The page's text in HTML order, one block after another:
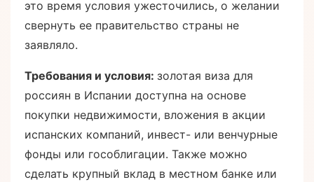
это время условия ужесточились, о желании
свернуть ее правительство страны не
заявляло.
Требования и условия: золотая виза для
россиян в Испании доступна на основе
покупки недвижимости, вложения в акции
испанских компаний, инвест- или венчурные
фонды или гособлигации. Также можно
сделать крупный вклад в местном банке или